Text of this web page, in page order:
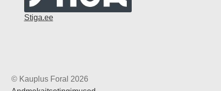
Stiga.ee
© Kauplus Foral 2026